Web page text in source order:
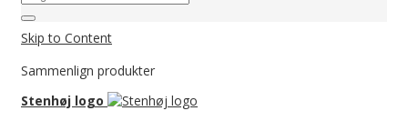
Skip to Content
Sammenlign produkter
Stenhøj logo